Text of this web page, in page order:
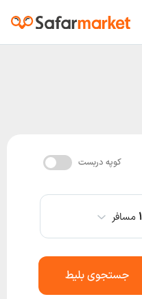
کوپه دربست
۱ مسافر
جستجوی بلیط